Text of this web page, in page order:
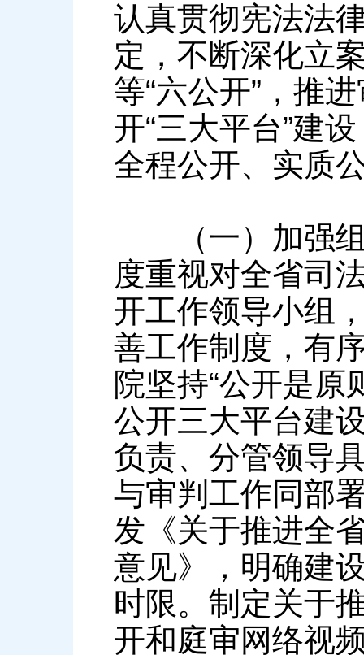
认真贯彻宪法法
定，不断深化立
等“六公开”，推
开“三大平台”建
全程公开、实质
（一）加强组
度重视对全省司
开工作领导小组
善工作制度，有
院坚持“公开是原
公开三大平台建
负责、分管领导
与审判工作同部
发《关于推进全
意见》，明确建
时限。制定关于
开和庭审网络视